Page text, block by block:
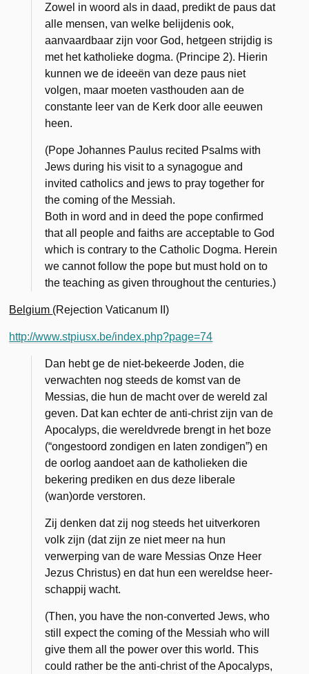
Zowel in woord als in daad, predikt de paus dat
alle mensen, van welke belijdenis ook,
aanvaardbaar zijn voor God, hetgeen strijdig is
met het katholieke dogma. (Principe 2). Hierin
kunnen we de ideeën van deze paus niet
volgen, maar moeten vasthouden aan de
constante leer van de Kerk door alle eeuwen
heen.
(Pope Johannes Paulus recited Psalms with
Jews during his visit to a synagogue and
invited catholics and jews to pray together for
the coming of the Messiah.
Both in word and in deed the pope confirmed
that all people and faiths are acceptable to God
which is contrary to the Catholic Dogma. Herein
we cannot follow the pope but must hold on to
the teaching as given throughout the centuries.)
Belgium (Rejection Vaticanum II)
http://www.stpiusx.be/index.php?page=74
Dan hebt ge de niet-bekeerde Joden, die
verwach­ten nog steeds de komst van de
Messias, die hun de macht over de wereld zal
geven. Dat kan echter de anti-christ zijn van de
Apocalyps, die wereldvrede brengt in het boze
(“ongestoord zondigen en laten zondigen”) en
de oorlog aandoet aan de ka­tholieken die
bekering prediken en dus deze liberale
(wan)orde verstoren.
Zij denken dat zij nog steeds het uitverkoren
volk zijn (dat zijn ze niet meer na hun
verwerping van de ware Messias Onze Heer
Jezus Christus) en dat hun een wereldse heer­
schappij wacht.
(Then, you have the non-converted Jews, who
still expect the coming of the Messiah who will
give them all the power over this world. This
could rather be the anti-christ of the Apocalyps,